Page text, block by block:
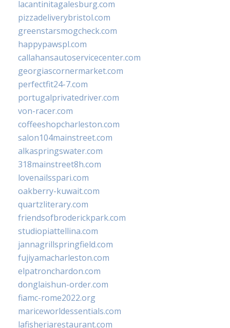
lacantinitagalesburg.com
pizzadeliverybristol.com
greenstarsmogcheck.com
happypawspl.com
callahansautoservicecenter.com
georgiascornermarket.com
perfectfit24-7.com
portugalprivatedriver.com
von-racer.com
coffeeshopcharleston.com
salon104mainstreet.com
alkaspringswater.com
318mainstreet8h.com
lovenailsspari.com
oakberry-kuwait.com
quartzliterary.com
friendsofbroderickpark.com
studiopiattellina.com
jannagrillspringfield.com
fujiyamacharleston.com
elpatronchardon.com
donglaishun-order.com
fiamc-rome2022.org
mariceworldessentials.com
lafisheriarestaurant.com